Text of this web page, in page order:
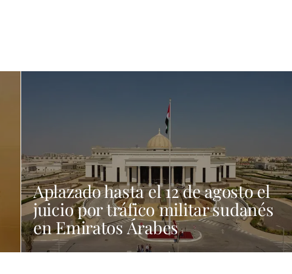
Aplazado hasta el 12 de agosto el
juicio por tráfico militar sudanés
en Emiratos Árabes